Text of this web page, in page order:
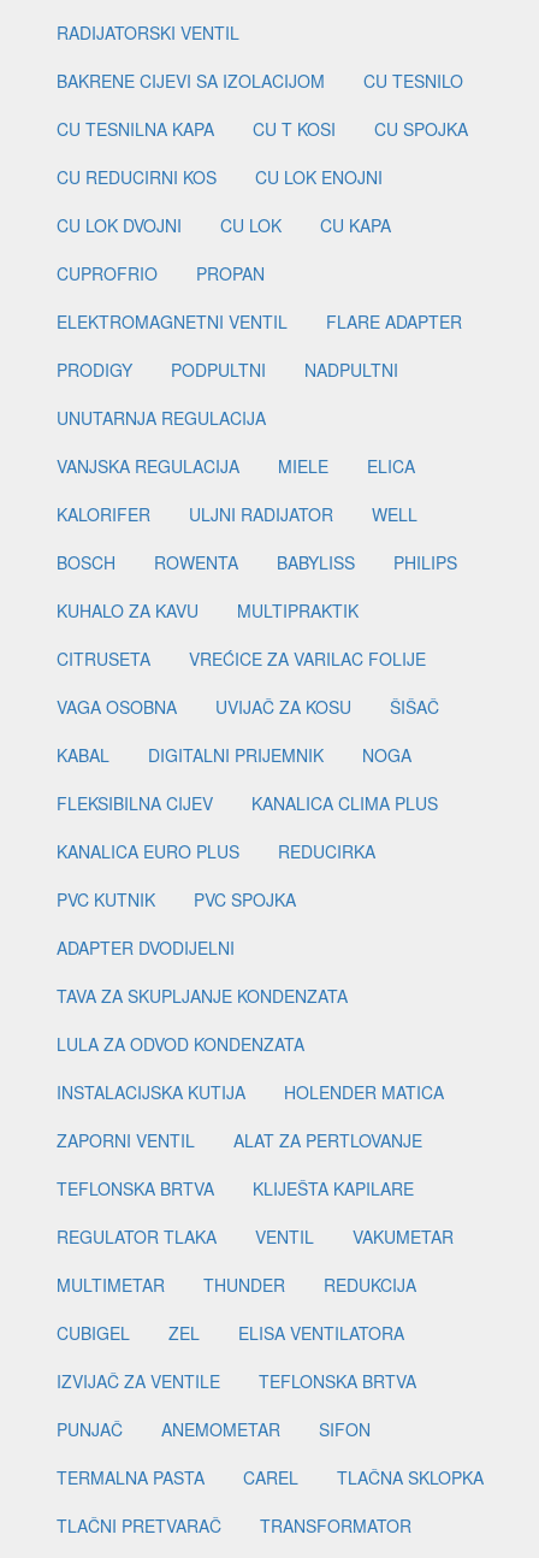
RADIJATORSKI VENTIL
BAKRENE CIJEVI SA IZOLACIJOM
CU TESNILO
CU TESNILNA KAPA
CU T KOSI
CU SPOJKA
CU REDUCIRNI KOS
CU LOK ENOJNI
CU LOK DVOJNI
CU LOK
CU KAPA
CUPROFRIO
PROPAN
ELEKTROMAGNETNI VENTIL
FLARE ADAPTER
PRODIGY
PODPULTNI
NADPULTNI
UNUTARNJA REGULACIJA
VANJSKA REGULACIJA
MIELE
ELICA
KALORIFER
ULJNI RADIJATOR
WELL
BOSCH
ROWENTA BABYLISS
PHILIPS
KUHALO ZA KAVU
MULTIPRAKTIK
CITRUSETA
VREĆICE ZA VARILAC FOLIJE
VAGA OSOBNA
UVIJAČ ZA KOSU
ŠIŠAČ
KABAL
DIGITALNI PRIJEMNIK
NOGA
FLEKSIBILNA CIJEV
KANALICA CLIMA PLUS
KANALICA EURO PLUS
REDUCIRKA
PVC KUTNIK
PVC SPOJKA
ADAPTER DVODIJELNI
TAVA ZA SKUPLJANJE KONDENZATA
LULA ZA ODVOD KONDENZATA
INSTALACIJSKA KUTIJA
HOLENDER MATICA
ZAPORNI VENTIL
ALAT ZA PERTLOVANJE
TEFLONSKA BRTVA
KLIJEŠTA KAPILARE
REGULATOR TLAKA
VENTIL
VAKUMETAR
MULTIMETAR
THUNDER
REDUKCIJA
CUBIGEL
ZEL
ELISA VENTILATORA
IZVIJAČ ZA VENTILE
TEFLONSKA BRTVA
PUNJAČ
ANEMOMETAR
SIFON
TERMALNA PASTA
CAREL
TLAČNA SKLOPKA
TLAČNI PRETVARAČ
TRANSFORMATOR